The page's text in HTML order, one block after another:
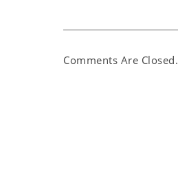
Comments Are Closed.